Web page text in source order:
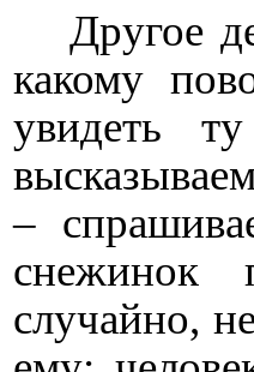
Другое
какому
увидеть
–
снежинок
случайно,